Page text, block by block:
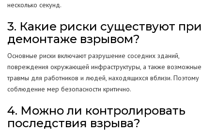
несколько секунд.
3. Какие риски существуют при
демонтаже взрывом?
Основные риски включают разрушение соседних зданий,
повреждения окружающей инфраструктуры, а также возможные
травмы для работников и людей, находящихся вблизи. Поэтому
соблюдение мер безопасности критично.
4. Можно ли контролировать
последствия взрыва?